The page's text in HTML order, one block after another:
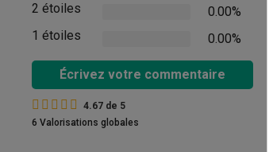
2 étoiles
0.00%
1 étoiles
0.00%
Écrivez votre commentaire
4.67 de 5
6 Valorisations globales